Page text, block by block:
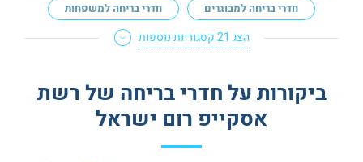
חדרי בריחה למבוגרים
חדרי בריחה למשפחות
הצג 21 קטגוריות נוספות
ביקורות על חדרי בריחה של רשת
אסקייפ רום ישראל